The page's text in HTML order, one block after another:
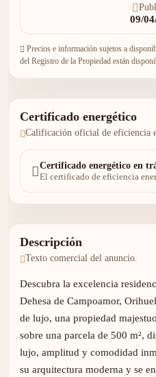
09/
Precios e información sujetos a
del Registro de la Propiedad están
Certificado energético
Calificación oficial de eficiencia
Certificado energético en
El certificado de eficiencia
Descripción
Texto comercial del anuncio.
Descubra la excelencia
Dehesa de Campoamor,
de lujo, una propiedad
sobre una parcela de 500 m²,
lujo, amplitud y comodidad
su arquitectura moderna y se